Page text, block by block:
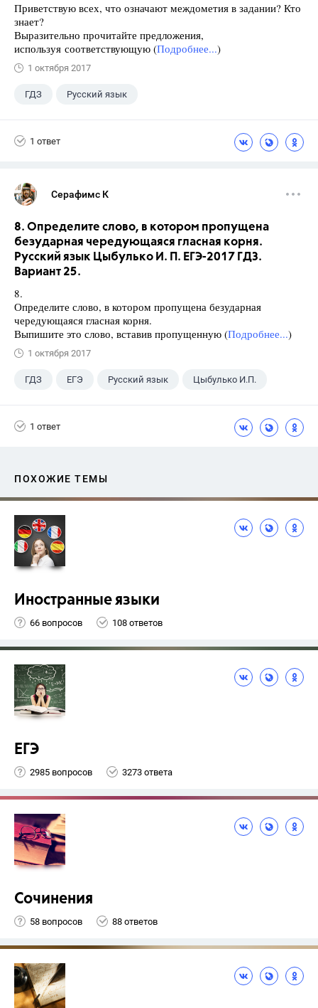
Приветствую всех, что означают междометия в задании? Кто
знает?
Выразительно прочитайте предложения,
используя соответствующую (Подробнее...)
1 октября 2017
ГДЗ Русский язык
1 ответ
Серафимс К
8. Определите слово, в котором пропущена
безударная чередующаяся гласная корня.
Русский язык Цыбулько И. П. ЕГЭ-2017 ГДЗ.
Вариант 25.
8.
Определите слово, в котором пропущена безударная
чередующаяся гласная корня.
Выпишите это слово, вставив пропущенную (Подробнее...)
1 октября 2017
ГДЗ ЕГЭ Русский язык Цыбулько И.П.
1 ответ
ПОХОЖИЕ ТЕМЫ
Иностранные языки
66 вопросов 108 ответов
ЕГЭ
2985 вопросов 3273 ответа
Сочинения
58 вопросов 88 ответов